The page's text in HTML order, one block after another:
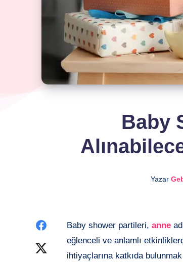
Baby
Yazar
Facebook'de
paylaşın
Twitter'de
Baby shower partileri, anne
eğlenceli ve anlamlı
ihtiyaçlarına katkıda